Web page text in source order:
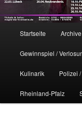
Startseite Archive
Gewinnspiel /
Kulinarik Polizei
Rheinland-Pfalz